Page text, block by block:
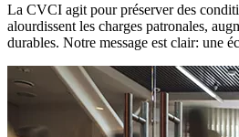
La CVCI agit pour préserver des
alourdissent les charges patronales,
durables. Notre message est clair: une